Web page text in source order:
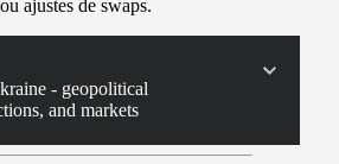
ajustes de swaps.
- geopolitical
and markets